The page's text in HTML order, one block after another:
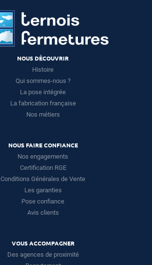
NOUS DÉCOUVRIR
Histoire
Qui sommes-nous ?
La pose intégrée
La fabrication française
Nos métiers
NOUS FAIRE CONFIANCE
Nos engagements
Certification RGE
Conditions Générales de Vente
Les garanties
Pose confiance
Avis clients
VOUS ACCOMPAGNER
Des agences de proximité